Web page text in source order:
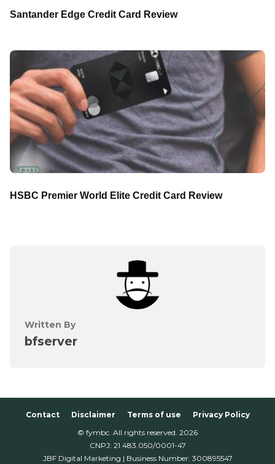
Santander Edge Credit Card Review
HSBC Premier World Elite Credit Card Review
Written By
bfserver
Contact Disclaimer Terms of use
Privacy Policy
© fymbc. All rights reserved. 2026
CNPJ: 21.483.050/0001-47
JBF Digital Marketing | Business Number: 300895547